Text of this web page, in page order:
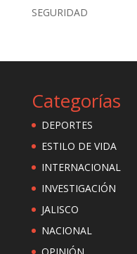
SEGURIDAD
Categorías
DEPORTES
ESTILO DE VIDA
INTERNACIONAL
INVESTIGACIÓN
JALISCO
NACIONAL
OPINIÓN